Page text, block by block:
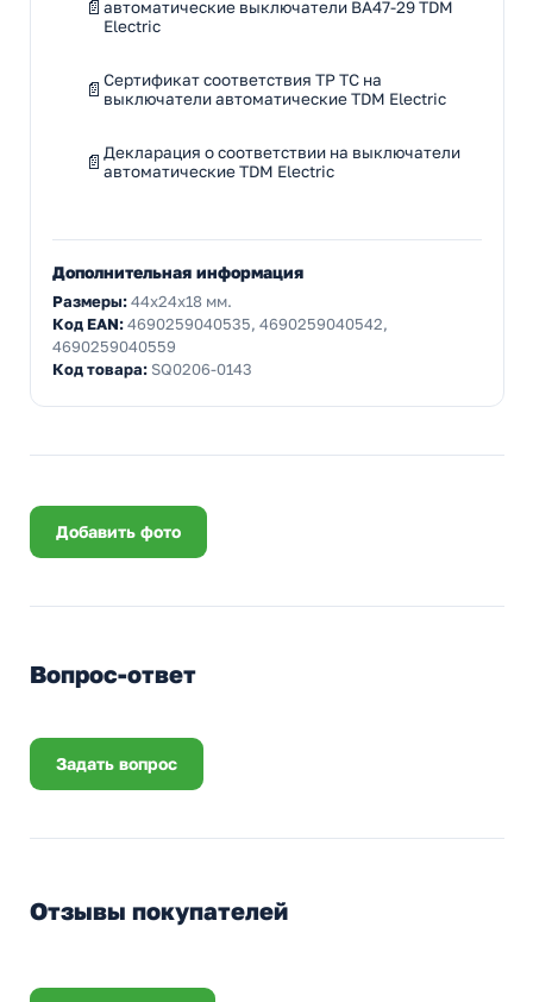
автоматические выключатели ВА47-29 TDM
Electric
Сертификат соответствия ТР ТС на
выключатели автоматические TDM Electric
Декларация о соответствии на выключатели
автоматические TDM Electric
Дополнительная информация
Размеры:44x24x18 мм.
Код EAN:4690259040535, 4690259040542,
4690259040559
Код товара: SQ0206-0143
Добавить фото
Вопрос-ответ
Задать вопрос
Отзывы покупателей